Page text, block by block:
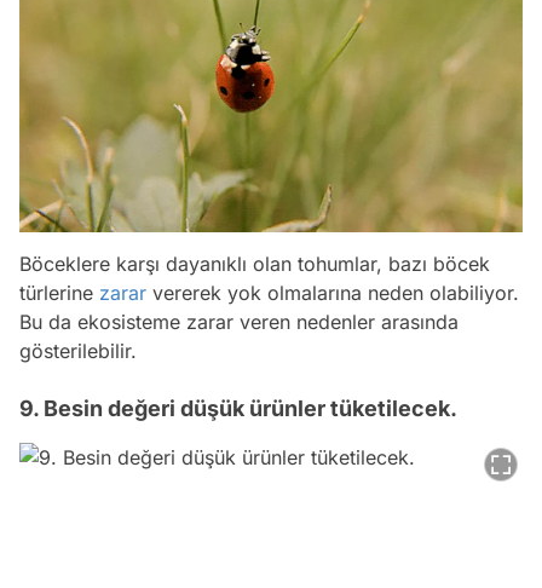
Böceklere karşı dayanıklı olan tohumlar, bazı böcek
türlerine zarar vererek yok olmalarına neden olabiliyor.
Bu da ekosisteme zarar veren nedenler arasında
gösterilebilir.
9. Besin değeri düşük ürünler tüketilecek.